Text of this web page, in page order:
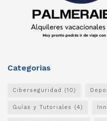
Categorias
Ciberseguridad (10)
Guías y Tutoriales (4)